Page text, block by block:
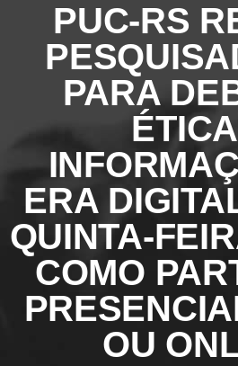
PUC-RS
PARA
ERA
QUINTA-
COMO
OU